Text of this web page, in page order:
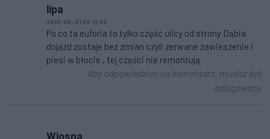
lipa
2016-06-21 09:19:59
Po co ta euforia to tylko część ulicy od strony Dąbia
dojazd zostaje bez zmian czyli zerwane zawieszenie i
piesi w błocie , tej części nie remontują
Aby odpowiedzieć na komentarz, musisz być
zalogowany.
Wiosna